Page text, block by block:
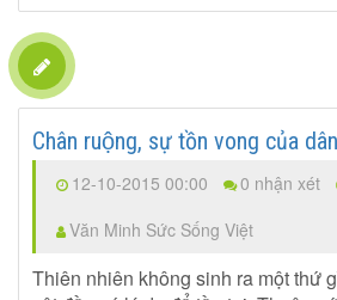
Chân ruộng, sự tồn vong của
12-10-2015 00:00 0 nhận xét
Văn Minh Sức Sống Việt
Thiên nhiên không sinh ra một thứ